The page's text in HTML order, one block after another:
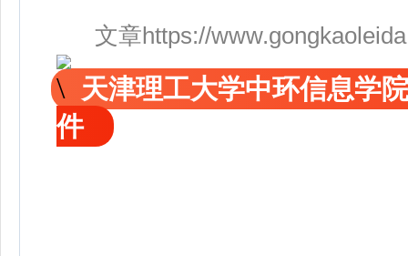
文章https://
天津理工大学中环信息学
件